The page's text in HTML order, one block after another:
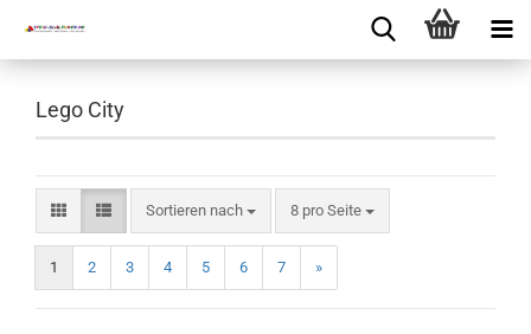
Lego City
Sortieren nach 8 pro Seite
1 2 3 4 5 6 7 »